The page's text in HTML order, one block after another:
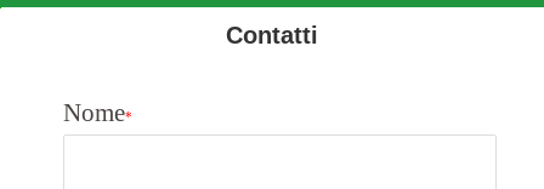
Contatti
Nome*